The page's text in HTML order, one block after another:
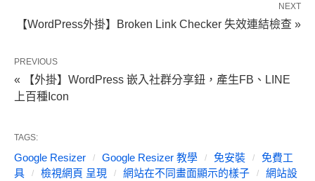
NEXT
【WordPress外掛】Broken Link Checker 失效連結檢查 »
PREVIOUS
« 【外掛】WordPress 嵌入社群分享鈕，產生FB、LINE
上百種Icon
TAGS:
Google Resizer Google Resizer 教學 免安裝
免費工
具
檢視網頁 呈現 網站在不同畫面顯示的樣子
網站設